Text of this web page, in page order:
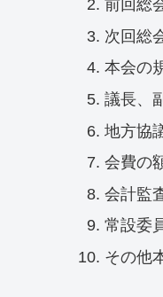
前回総
次回総
本会の
議長、
地方協
会費の
会計監
常設委
その他